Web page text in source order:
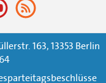
163, 13353 Berlin